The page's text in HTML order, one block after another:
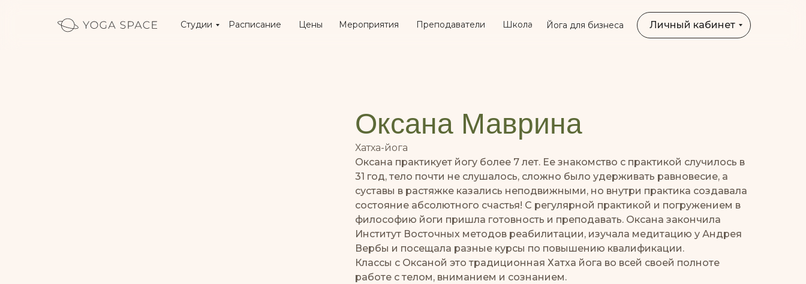
Личный кабинет
Студии Расписание Цены Мероприятия Преподаватели Йога для бизнеса
Школа
Оксана Маврина
Хатха-йога
Оксана практикует йогу более 7 лет. Ее знакомство с практикой случилось в
31 год, тело почти не слушалось, сложно было удерживать равновесие, а
суставы в растяжке казались неподвижными, но внутри практика создавала
состояние абсолютного счастья! С регулярной практикой и погружением в
философию йоги пришла готовность и преподавать. Оксана закончила
Институт Восточных методов реабилитации, изучала медитацию у Андрея
Вербы и посещала разные курсы по повышению квалификации.
Классы с Оксаной это традиционная Хатха йога во всей своей полноте
работе с телом, вниманием и сознанием.